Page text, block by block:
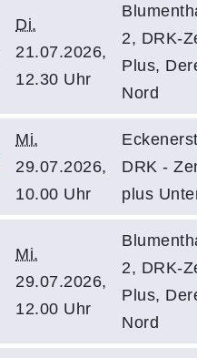
Di.
21.07.2026,
12.30 Uhr
2, DRK-
Plus,
Nord
Mi.
29.07.2026,
10.00 Uhr
DRK -
plus
Mi.
29.07.2026,
12.00 Uhr
2, DRK-
Plus,
Nord